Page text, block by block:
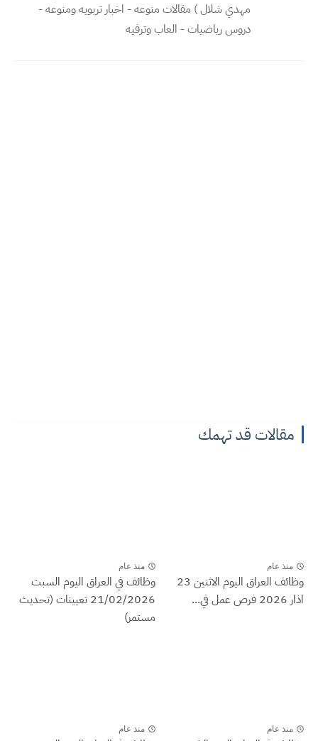
مهدي شلال ) مقالات منوعه - اخبار تربويه ومنوعه -
دروس رياضيات - العاب وترفيه
مقالات قد تهمك
منذ عام
وظائف العراق اليوم الاثنين 23
اذار 2026 فرص عمل في...
منذ عام
وظائف في العراق اليوم السبت
21/02/2026 تعيينات (تحديث
مستمر)
منذ عام منذ عام